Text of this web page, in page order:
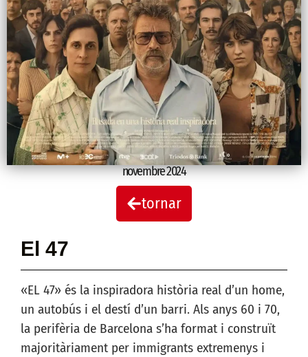
novembre 2024
tornar
El 47
«EL 47» és la inspiradora història real d’un home,
un autobús i el destí d’un barri. Als anys 60 i 70,
la perifèria de Barcelona s’ha format i construït
majoritàriament per immigrants extremenys i